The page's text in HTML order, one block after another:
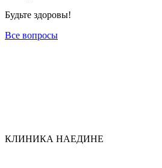
Будьте здоровы!
Все вопросы
КЛИНИКА НАЕДИНЕ